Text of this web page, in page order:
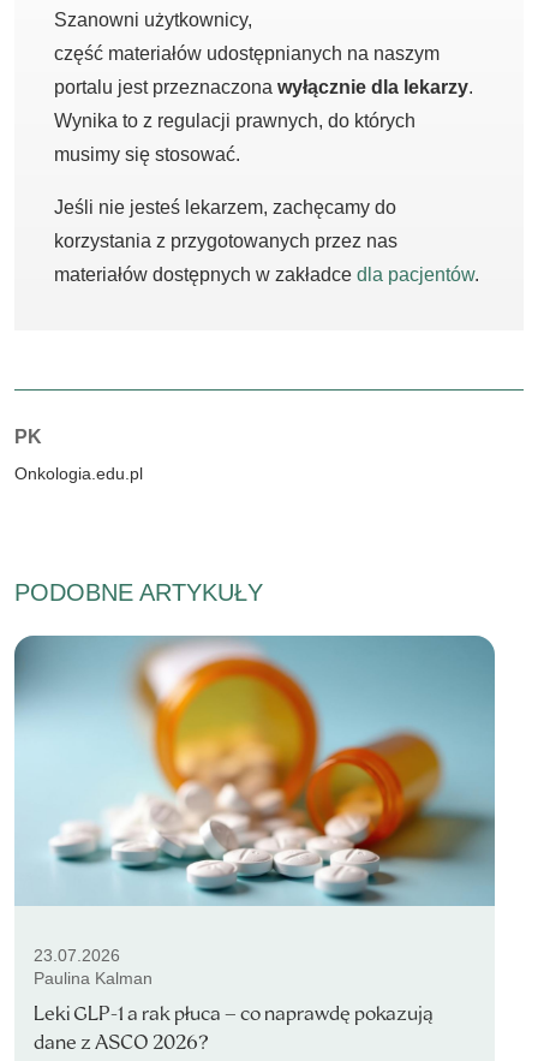
Szanowni użytkownicy,
część materiałów udostępnianych na naszym
portalu jest przeznaczona wyłącznie dla lekarzy.
Wynika to z regulacji prawnych, do których
musimy się stosować.
Jeśli nie jesteś lekarzem, zachęcamy do
korzystania z przygotowanych przez nas
materiałów dostępnych w zakładce dla pacjentów.
Autorzy:
PK
Onkologia.edu.pl
PODOBNE ARTYKUŁY
23.07.2026
Paulina Kalman
Leki GLP-1 a rak płuca – co naprawdę pokazują
dane z ASCO 2026?